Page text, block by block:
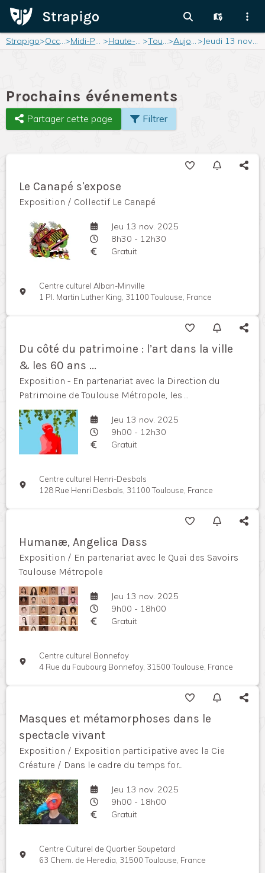
Strapigo> Occitanie> Midi-Pyrénées > Haute-Garonne > Toulouse> Aujourd'hui > Jeudi 13 novembre 2025
Prochains événements
Partager cette page Filtrer
Le Canapé s'expose
Exposition / Collectif Le Canapé
Jeu 13 nov. 2025
8h30 - 12h30
Gratuit
Centre culturel Alban-Minville
1 Pl. Martin Luther King, 31100 Toulouse, France
Du côté du patrimoine : l’art dans la ville
& les 60 ans ...
Exposition - En partenariat avec la Direction du
Patrimoine de Toulouse Métropole, les ...
Jeu 13 nov. 2025
9h00 - 12h30
Gratuit
Centre culturel Henri-Desbals
128 Rue Henri Desbals, 31100 Toulouse, France
Humanæ, Angelica Dass
Exposition / En partenariat avec le Quai des Savoirs
Toulouse Métropole
Jeu 13 nov. 2025
9h00 - 18h00
Gratuit
Centre culturel Bonnefoy
4 Rue du Faubourg Bonnefoy, 31500 Toulouse, France
Masques et métamorphoses dans le
spectacle vivant
Exposition / Exposition participative avec la Cie
Créature / Dans le cadre du temps for...
Jeu 13 nov. 2025
9h00 - 18h00
Gratuit
Centre Culturel de Quartier Soupetard
63 Chem. de Heredia, 31500 Toulouse, France